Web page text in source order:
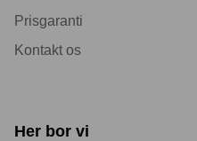
Prisgaranti
Kontakt os
Her bor vi